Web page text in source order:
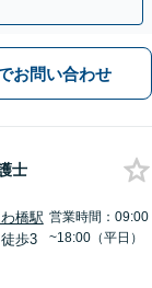
お問い合わせ
士
橋駅
歩3
営業時間：09:00
~18:00（平日）